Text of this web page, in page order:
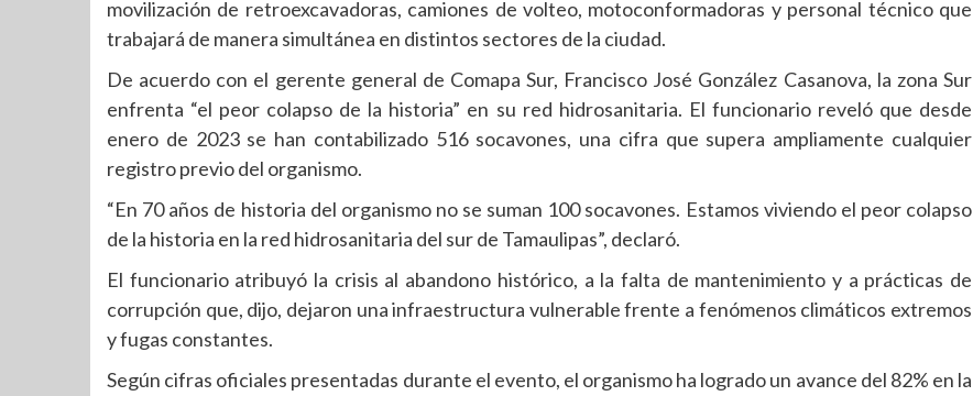
movilización de retroexcavadoras, camiones de volteo, motoconformadoras y personal técnico que
trabajará de manera simultánea en distintos sectores de la ciudad.
De acuerdo con el gerente general de Comapa Sur, Francisco José González Casanova, la zona Sur
enfrenta “el peor colapso de la historia” en su red hidrosanitaria. El funcionario reveló que desde
enero de 2023 se han contabilizado 516 socavones, una cifra que supera ampliamente cualquier
registro previo del organismo.
“En 70 años de historia del organismo no se suman 100 socavones. Estamos viviendo el peor colapso
de la historia en la red hidrosanitaria del sur de Tamaulipas”, declaró.
El funcionario atribuyó la crisis al abandono histórico, a la falta de mantenimiento y a prácticas de
corrupción que, dijo, dejaron una infraestructura vulnerable frente a fenómenos climáticos extremos
y fugas constantes.
Según cifras oficiales presentadas durante el evento, el organismo ha logrado un avance del 82% en la